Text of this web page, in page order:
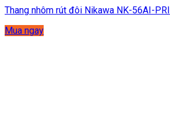
Thang nhôm rút đôi Nikawa NK-56AI-PRI
Mua ngay